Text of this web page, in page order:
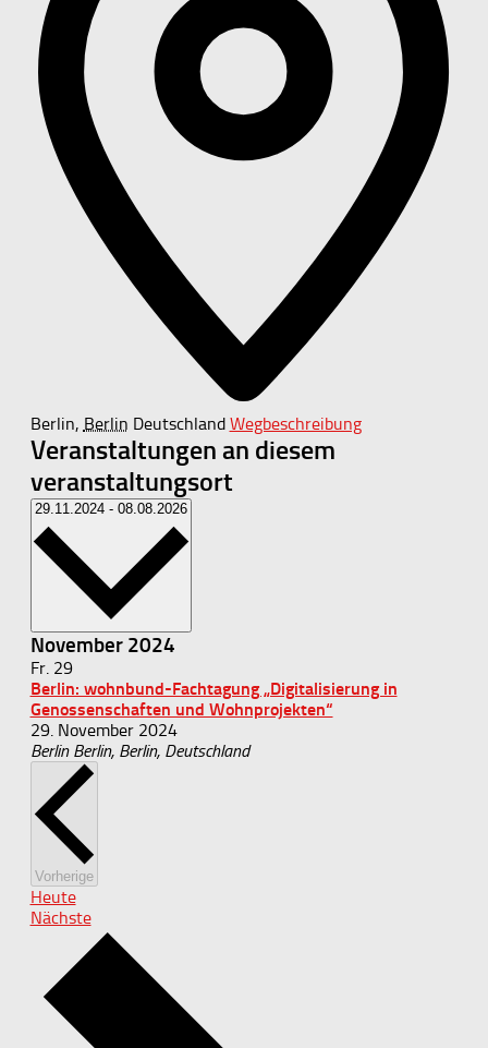
Berlin, Berlin Deutschland Wegbeschreibung
Veranstaltungen an diesem
veranstaltungsort
29.11.2024 - 08.08.2026 Datum
November 2024
Fr. 29
Berlin: wohnbund-Fachtagung „Digitalisierung in
Genossenschaften und Wohnprojekten“
29. November 2024
Berlin Berlin, Berlin, Deutschland
VorherigeVeranstaltungen
Heute
NächsteVeranstaltungen